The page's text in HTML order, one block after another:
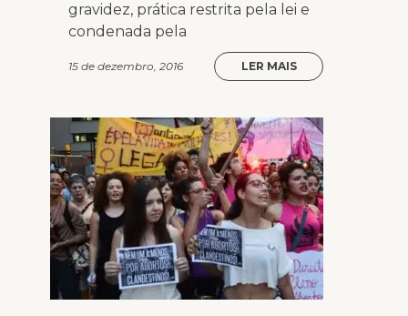
gravidez, prática restrita pela lei e
condenada pela
15 de dezembro, 2016 LER MAIS